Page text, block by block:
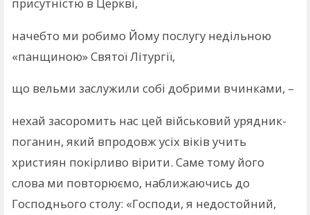
начебто ми робимо Йому послугу недільною
«панщиною» Святої Літургії,
що вельми заслужили собі добрими вчинками, –
нехай засоромить нас цей військовий урядник-
поганин, який впродовж усіх віків учить
християн покірливо вірити. Саме тому його
слова ми повторюємо, наближаючись до
Господнього столу: «Господи, я недостойний,